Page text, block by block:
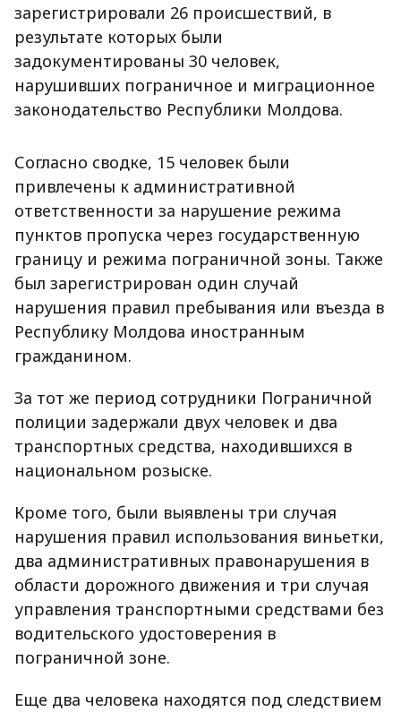
зарегистрировали 26 происшествий, в
результате которых были
задокументированы 30 человек,
нарушивших пограничное и миграционное
законодательство Республики Молдова.
Согласно сводке, 15 человек были
привлечены к административной
ответственности за нарушение режима
пунктов пропуска через государственную
границу и режима пограничной зоны. Также
был зарегистрирован один случай
нарушения правил пребывания или въезда в
Республику Молдова иностранным
гражданином.
За тот же период сотрудники Пограничной
полиции задержали двух человек и два
транспортных средства, находившихся в
национальном розыске.
Кроме того, были выявлены три случая
нарушения правил использования виньетки,
два административных правонарушения в
области дорожного движения и три случая
управления транспортными средствами без
водительского удостоверения в
пограничной зоне.
Еще два человека находятся под следствием